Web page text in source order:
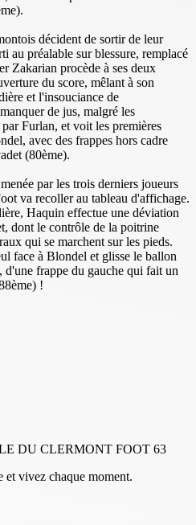
décident de sortir de leur
au préalable sur blessure, remplacé
Zakarian procède à ses deux
du score, mêlant à son
et l'insouciance de
de jus, malgré les
Furlan, et voit les premières
avec des frappes hors cadre
(80ème).
par les trois derniers joueurs
va recoller au tableau d'affichage.
Haquin effectue une déviation
dont le contrôle de la poitrine
qui se marchent sur les pieds.
face à Blondel et glisse le ballon
frappe du gauche qui fait un
!
DU CLERMONT FOOT 63
et vivez chaque moment.